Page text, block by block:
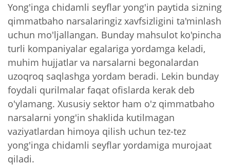
Yong'inga chidamli seyflar yong'in paytida sizning
qimmatbaho narsalaringiz xavfsizligini ta'minlash
uchun mo'ljallangan. Bunday mahsulot ko'pincha
turli kompaniyalar egalariga yordamga keladi,
muhim hujjatlar va narsalarni begonalardan
uzoqroq saqlashga yordam beradi. Lekin bunday
foydali qurilmalar faqat ofislarda kerak deb
o'ylamang. Xususiy sektor ham o'z qimmatbaho
narsalarni yong'in shaklida kutilmagan
vaziyatlardan himoya qilish uchun tez-tez
yong'inga chidamli seyflar yordamiga murojaat
qiladi.